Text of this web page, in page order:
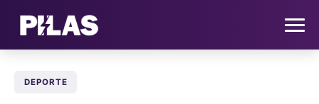
DEPORTE